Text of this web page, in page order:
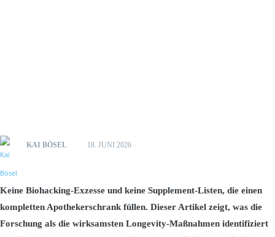
KAI BÖSEL 18. JUNI 2026
Keine Biohacking-Exzesse und keine Supplement-Listen, die einen
kompletten Apothekerschrank füllen. Dieser Artikel zeigt, was die
Forschung als die wirksamsten Longevity-Maßnahmen identifiziert